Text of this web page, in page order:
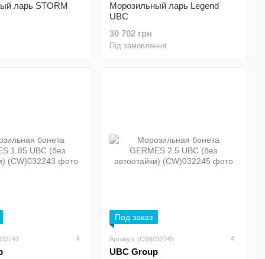
ларь STORM
Морозильный ларь Legend
UBC
30 702 грн
Під замовлення
4
Под заказ
Артикул: (CW)032245 4
UBC Group